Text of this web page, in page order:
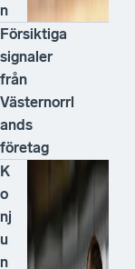
n
Försiktiga
signaler
från
Västernorrl
ands
företag
K
o
nj
u
n